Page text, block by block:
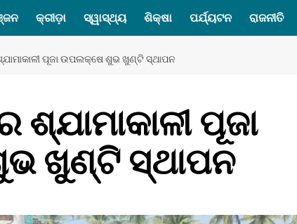
କ୍ରୀଡ଼ା ସ୍ୱାସ୍ଥ୍ୟ ଶିକ୍ଷା ପର୍ଯ୍ୟଟନ ରାଜନୀତି
ପୂଜା ଉପଲକ୍ଷେ ଶୁଭ ଖୁଣ୍ଟି ସ୍ଥାପନ
ପୂଜା
ଖୁଣ୍ଟି ସ୍ଥାପନ